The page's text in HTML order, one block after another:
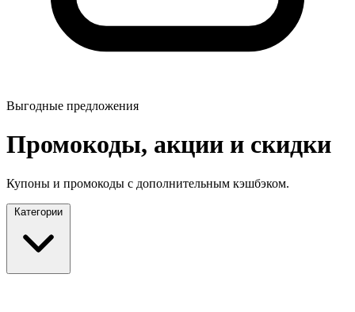
Выгодные предложения
Промокоды, акции и скидки
Купоны и промокоды с дополнительным кэшбэком.
Категории